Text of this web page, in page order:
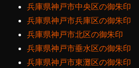
兵庫県神戸市中央区の御朱印
兵庫県神戸市兵庫区の御朱印
兵庫県神戸市北区の御朱印
兵庫県神戸市垂水区の御朱印
兵庫県神戸市東灘区の御朱印